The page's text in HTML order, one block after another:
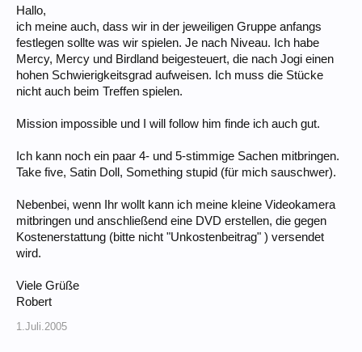
Hallo,
ich meine auch, dass wir in der jeweiligen Gruppe anfangs
festlegen sollte was wir spielen. Je nach Niveau. Ich habe
Mercy, Mercy und Birdland beigesteuert, die nach Jogi einen
hohen Schwierigkeitsgrad aufweisen. Ich muss die Stücke
nicht auch beim Treffen spielen.
Mission impossible und I will follow him finde ich auch gut.
Ich kann noch ein paar 4- und 5-stimmige Sachen mitbringen.
Take five, Satin Doll, Something stupid (für mich sauschwer).
Nebenbei, wenn Ihr wollt kann ich meine kleine Videokamera
mitbringen und anschließend eine DVD erstellen, die gegen
Kostenerstattung (bitte nicht "Unkostenbeitrag" ) versendet
wird.
Viele Grüße
Robert
1.Juli.2005